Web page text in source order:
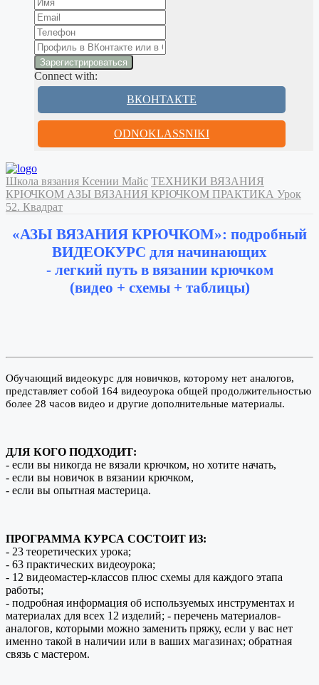
Connect with:
ВКОНТАКТЕ
ODNOKLASSNIKI
Школа вязания Ксении Майс ТЕХНИКИ ВЯЗАНИЯ
КРЮЧКОМ АЗЫ ВЯЗАНИЯ КРЮЧКОМ ПРАКТИКА Урок
52. Квадрат
«АЗЫ ВЯЗАНИЯ КРЮЧКОМ»: подробный
ВИДЕОКУРС для начинающих
- легкий путь в вязании крючком
(видео + схемы + таблицы)
Обучающий видеокурс для новичков, которому нет аналогов,
представляет собой 164 видеоурока общей продолжительностью
более 28 часов видео и другие дополнительные материалы.
ДЛЯ КОГО ПОДХОДИТ:
- если вы никогда не вязали крючком, но хотите начать,
- если вы новичок в вязании крючком,
- если вы опытная мастерица.
ПРОГРАММА КУРСА СОСТОИТ ИЗ:
- 23 теоретических урока;
- 63 практических видеоурока;
- 12 видеомастер-классов плюс схемы для каждого этапа
работы;
- подробная информация об используемых инструментах и
материалах для всех 12 изделий; - перечень материалов-
аналогов, которыми можно заменить пряжу, если у вас нет
именно такой в наличии или в ваших магазинах; обратная
связь с мастером.